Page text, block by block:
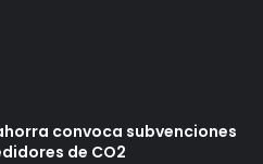
convoca subvenciones
de CO2